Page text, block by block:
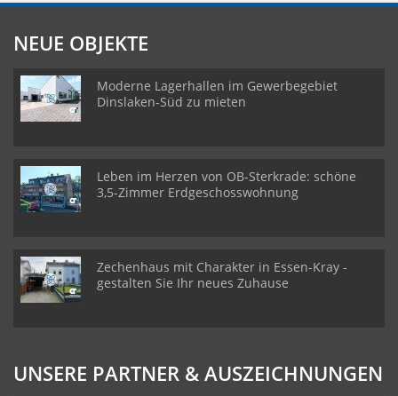
NEUE OBJEKTE
Moderne Lagerhallen im Gewerbegebiet
Dinslaken-Süd zu mieten
Leben im Herzen von OB-Sterkrade: schöne
3,5-Zimmer Erdgeschosswohnung
Zechenhaus mit Charakter in Essen-Kray -
gestalten Sie Ihr neues Zuhause
UNSERE PARTNER & AUSZEICHNUNGEN